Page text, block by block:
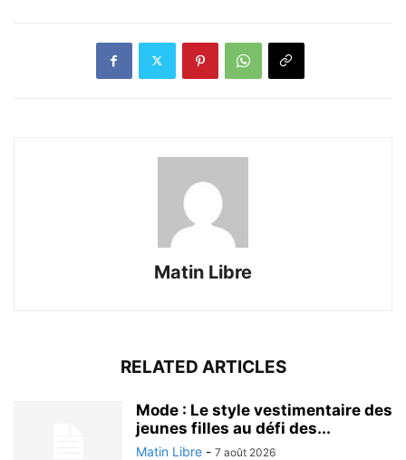
Matin Libre
RELATED ARTICLES
Mode : Le style vestimentaire des
jeunes filles au défi des...
Matin Libre - 7 août 2026